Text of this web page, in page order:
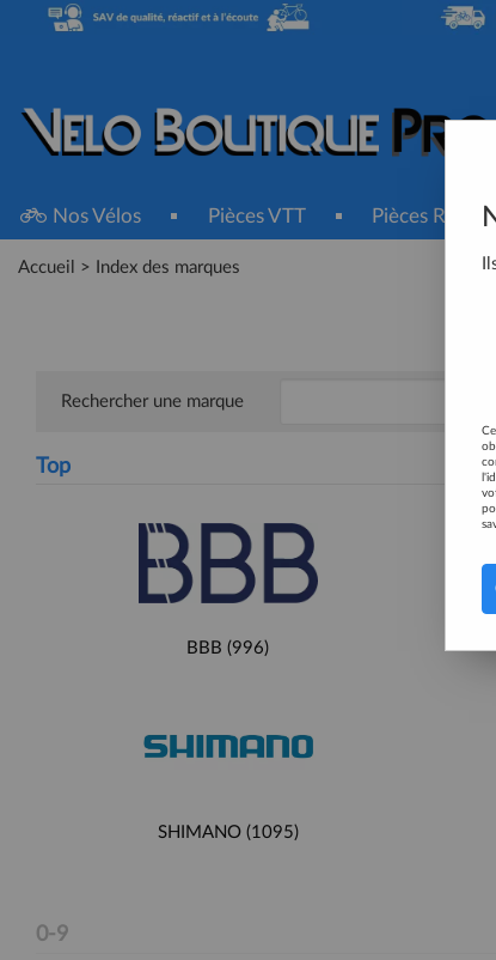
Nos Vélos Pièces VTT Pièces Route
Accueil > Index des marques
Rechercher une marque
Top
BBB (996)
SHIMANO(1095)
0-9